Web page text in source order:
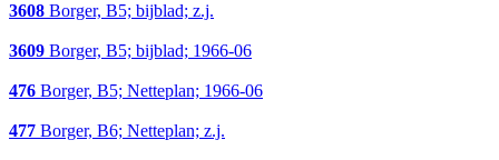
3608 Borger, B5; bijblad; z.j.
3609 Borger, B5; bijblad; 1966-06
476 Borger, B5; Netteplan; 1966-06
477 Borger, B6; Netteplan; z.j.